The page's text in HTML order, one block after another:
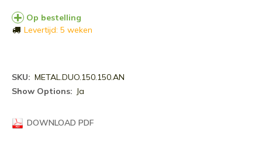
Op bestelling
Levertijd: 5 weken
Meer
informatie
METAL.DUO.150.150.AN
Ja
DOWNLOAD PDF